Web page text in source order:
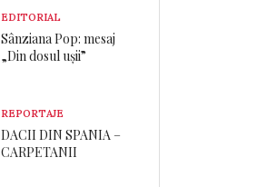
EDITORIAL
Sânziana Pop: mesaj
„Din dosul ușii”
REPORTAJE
DACII DIN SPANIA –
CARPETANII